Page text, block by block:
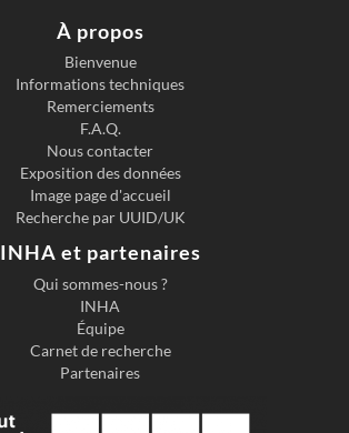
À propos
Bienvenue
Informations techniques
Remerciements
F.A.Q.
Nous contacter
Exposition des données
Image page d'accueil
Recherche par UUID/UK
INHA et partenaires
Qui sommes-nous ?
INHA
Équipe
Carnet de recherche
Partenaires